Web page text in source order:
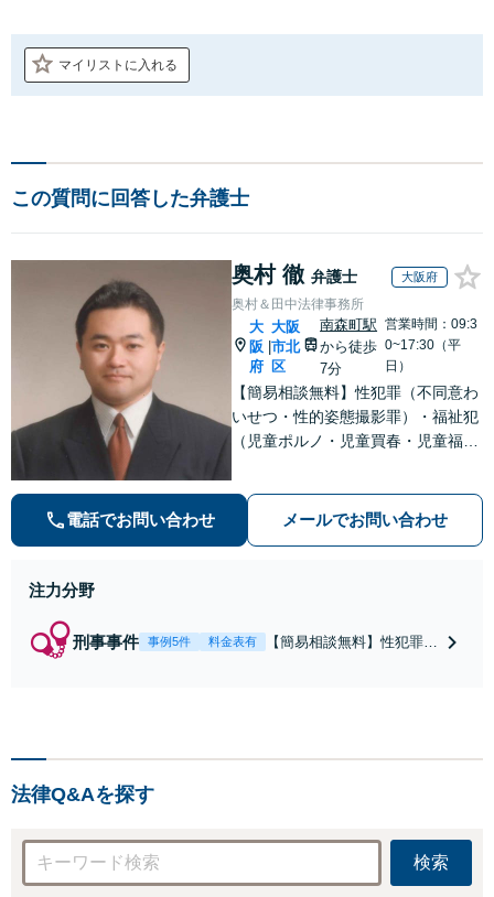
マイリストに入れる
この質問に回答した弁護士
奥村 徹 弁護士 大阪府
奥村＆田中法律事務所
大
阪
府
大阪
市北
区
南森町駅
から徒歩
7分
営業時間：09:3
0~17:30（平
日）
【簡易相談無料】性犯罪（不同意わ
いせつ・性的姿態撮影罪）・福祉犯
（児童ポルノ・児童買春・児童福祉
等）に非常に詳しい弁護士です
電話でお問い合わせ メールでお問い合わせ
注力分野
刑事事件 事例5件 料金表有
【簡易相談無料】性犯罪
法律Q&Aを探す
検索